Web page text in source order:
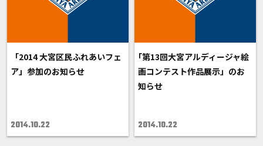
「2014 大宮区民ふれあいフェ
ア」参加のお知らせ
2014.10.22
｢第13回大宮アルディージャ絵
画コンテスト作品展示」のお
知らせ
2014.10.22